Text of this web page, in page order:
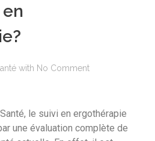
en
with No Comment
le suivi en ergothérapie
une évaluation complète de